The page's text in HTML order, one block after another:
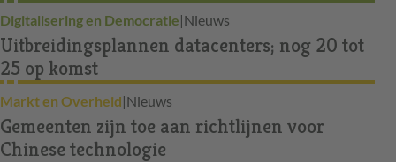
Digitalisering en Democratie|Nieuws
Uitbreidingsplannen datacenters; nog 20 tot
25 op komst
Markt en Overheid|Nieuws
Gemeenten zijn toe aan richtlijnen voor
Chinese technologie